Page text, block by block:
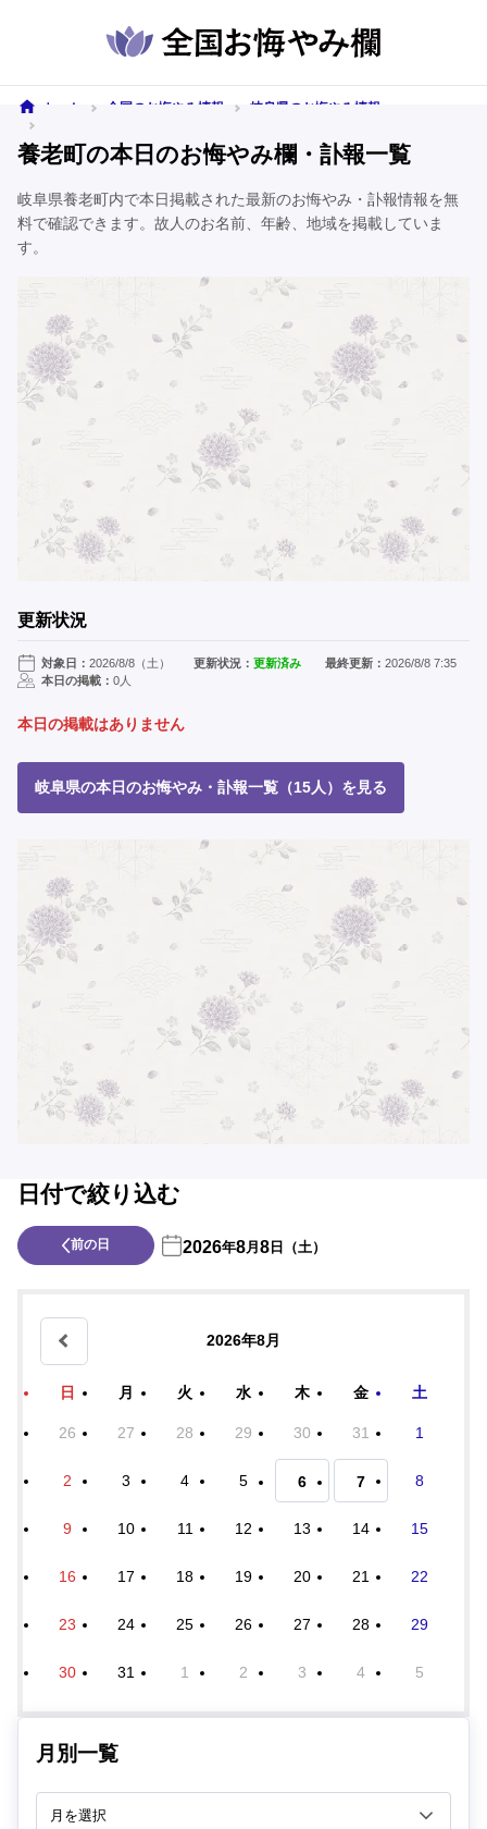
ホーム 全国のお悔やみ情報
岐阜県のお悔やみ情報
養老町の本日のお悔やみ欄・訃報一覧
岐阜県養老町内で本日掲載された最新のお悔やみ・訃報情報を無
料で確認できます。故人のお名前、年齢、地域を掲載していま
す。
更新状況
対象日： 2026/8/8（土） 更新状況：更新済み 最終更新： 2026/8/8 7:35
本日の掲載： 0人
本日の掲載はありません
岐阜県の本日のお悔やみ・訃報一覧（15人）を見る
日付で絞り込む
前の日 2026年8月 8 日（土）
2026年8月
日 月 火 水 木 金 土
26 27 28 29 30 31 1
2 3 4 5 6 7 8
9 10 11 12 13 14 15
16 17 18 19 20 21 22
23 24 25 26 27 28 29
30 31 1 2 3 4 5
月別一覧